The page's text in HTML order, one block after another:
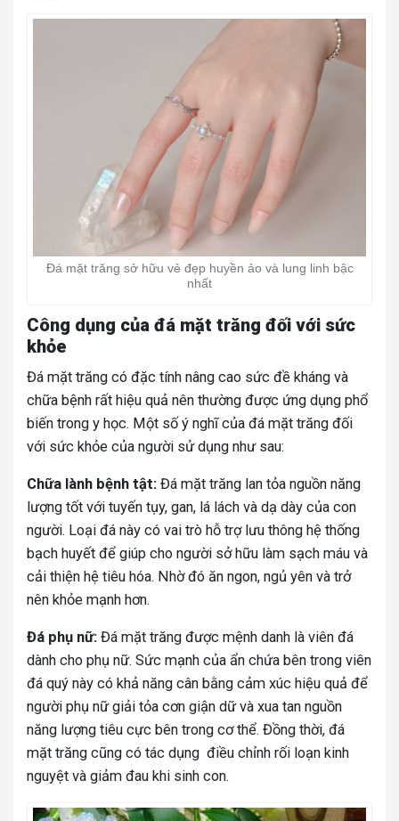
Đá mặt trăng sở hữu vẻ đẹp huyền ảo và lung linh bậc
nhất
Công dụng của đá mặt trăng đối với sức
khỏe
Đá mặt trăng có đặc tính nâng cao sức đề kháng và
chữa bệnh rất hiệu quả nên thường được ứng dụng phổ
biến trong y học. Một số ý nghĩ của đá mặt trăng đối
với sức khỏe của người sử dụng như sau:
Chữa lành bệnh tật: Đá mặt trăng lan tỏa nguồn năng
lượng tốt với tuyến tụy, gan, lá lách và dạ dày của con
người. Loại đá này có vai trò hỗ trợ lưu thông hệ thống
bạch huyết để giúp cho người sở hữu làm sạch máu và
cải thiện hệ tiêu hóa. Nhờ đó ăn ngon, ngủ yên và trở
nên khỏe mạnh hơn.
Đá phụ nữ: Đá mặt trăng được mệnh danh là viên đá
dành cho phụ nữ. Sức mạnh của ẩn chứa bên trong viên
đá quý này có khả năng cân bằng cảm xúc hiệu quả để
người phụ nữ giải tỏa cơn giận dữ và xua tan nguồn
năng lượng tiêu cực bên trong cơ thể. Đồng thời, đá
mặt trăng cũng có tác dụng điều chỉnh rối loạn kinh
nguyệt và giảm đau khi sinh con.